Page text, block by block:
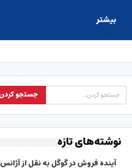
بیشتر
نوشته‌های تازه
آینده فروش در گوگل به نقل از آژانس